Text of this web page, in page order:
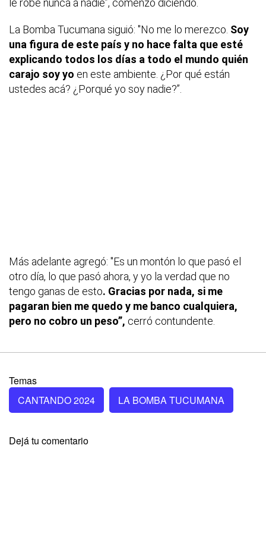
le robé nunca a nadie”, comenzó diciendo.
La Bomba Tucumana siguió: "No me lo merezco. Soy
una figura de este país y no hace falta que esté
explicando todos los días a todo el mundo quién
carajo soy yo en este ambiente. ¿Por qué están
ustedes acá? ¿Porqué yo soy nadie?”.
Más adelante agregó: "Es un montón lo que pasó el
otro día, lo que pasó ahora, y yo la verdad que no
tengo ganas de esto. Gracias por nada, si me
pagaran bien me quedo y me banco cualquiera,
pero no cobro un peso”, cerró contundente.
Temas
CANTANDO 2024
LA BOMBA TUCUMANA
Dejá tu comentario